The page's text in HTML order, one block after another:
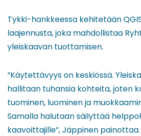
Tykki-hankkeessa kehitetään
laajennusta, joka mahdollistaa
yleiskaavan tuottamisen.
”Käytettävyys on keskiössä.
hallitaan tuhansia kohteita, joten
tuominen, luominen ja
Samalla halutaan säilyttää
kaavoittajille”, Jäppinen painottaa.